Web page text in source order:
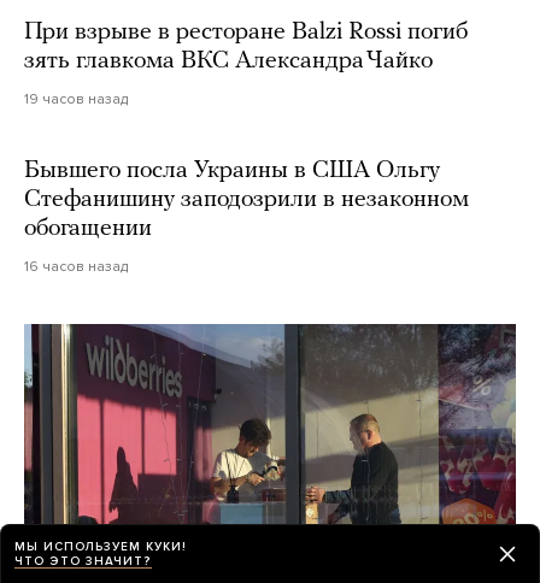
При взрыве в ресторане Balzi Rossi погиб
зять главкома ВКС Александра Чайко
19 часов назад
Бывшего посла Украины в США Ольгу
Стефанишину заподозрили в незаконном
обогащении
16 часов назад
МЫ ИСПОЛЬЗУЕМ КУКИ!
ЧТО ЭТО ЗНАЧИТ?